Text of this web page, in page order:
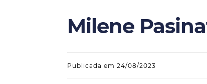
Milene
Publicada em 24/08/2023